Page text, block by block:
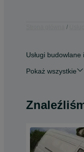
Usługi
Pokaż wszystkie